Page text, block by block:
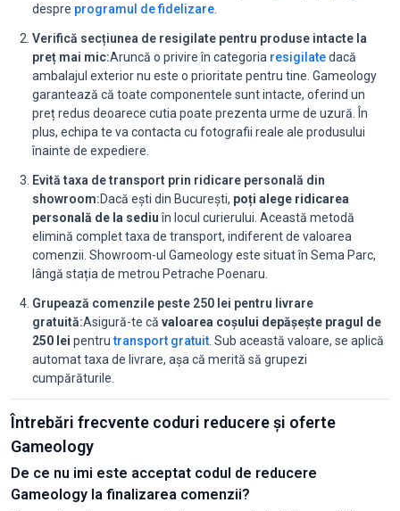
despre programul de fidelizare
Verifică secțiunea de resigilate pentru produse intacte la
preț mai mic:Aruncă o privire în categoria resigilatedacă
ambalajul exterior nu este o prioritate pentru tine. Gameology
garantează că toate componentele sunt intacte, oferind un
preț redus deoarece cutia poate prezenta urme de uzură. În
plus, echipa te va contacta cu fotografii reale ale produsului
înainte de expediere.
Evită taxa de transport prin ridicare personală din
showroom:Dacă ești din București, poți alege ridicarea
personală de la sediuîn locul curierului. Această metodă
elimină complet taxa de transport, indiferent de valoarea
comenzii. Showroom-ul Gameology este situat în Sema Parc,
lângă stația de metrou Petrache Poenaru.
Grupează comenzile peste 250 lei pentru livrare
gratuită:Asigură-te că valoarea coșului depășește pragul de
250 lei pentrutransport gratuit . Sub această valoare, se aplică
automat taxa de livrare, așa că merită să grupezi
cumpărăturile.
Întrebări frecvente coduri reducere și oferte
Gameology
De ce nu imi este acceptat codul de reducere
Gameology la finalizarea comenzii?